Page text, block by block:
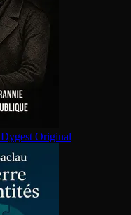
Dygest Original